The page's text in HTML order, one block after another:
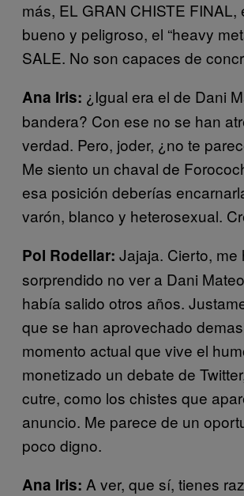
más, EL GRAN CHISTE FINAL,
bueno y peligroso, el “heavy
SALE. No son capaces de
Ana Iris: ¿Igual era el de Dani
bandera? Con ese no se han
verdad. Pero, joder, ¿no te
Me siento un chaval de
esa posición deberías
varón, blanco y heterosexual.
Pol Rodellar: Jajaja. Cierto, me
sorprendido no ver a Dani
había salido otros años.
que se han aprovechado
momento actual que vive el
monetizado un debate de
cutre, como los chistes que
anuncio. Me parece de un
poco digno.
Ana Iris: A ver, que sí, tienes